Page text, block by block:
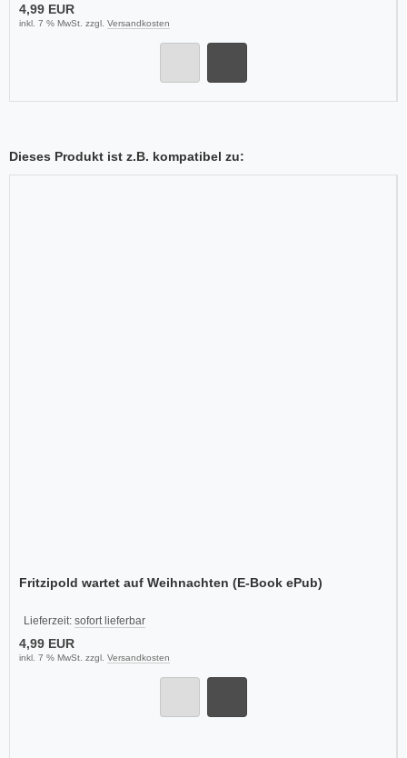
4,99 EUR
inkl. 7 % MwSt. zzgl. Versandkosten
Dieses Produkt ist z.B. kompatibel zu:
Fritzipold wartet auf Weihnachten (E-Book ePub)
Lieferzeit: sofort lieferbar
4,99 EUR
inkl. 7 % MwSt. zzgl. Versandkosten